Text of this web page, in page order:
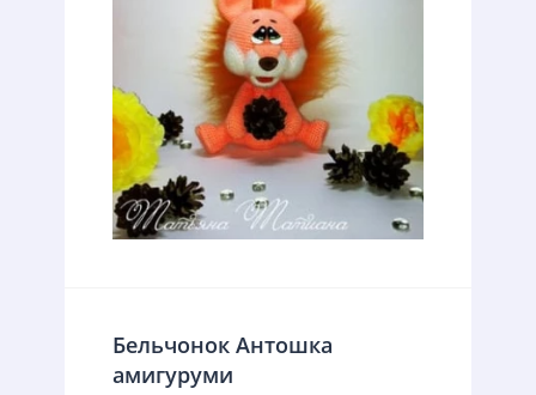
Бельчонок Антошка
амигуруми